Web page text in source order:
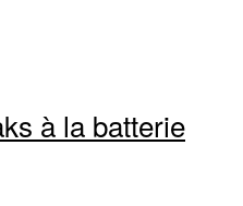
à la batterie